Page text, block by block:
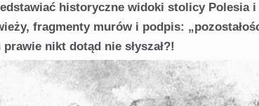
historyczne widoki stolicy Polesia
fragmenty murów i podpis:
nikt dotąd nie słyszał?!